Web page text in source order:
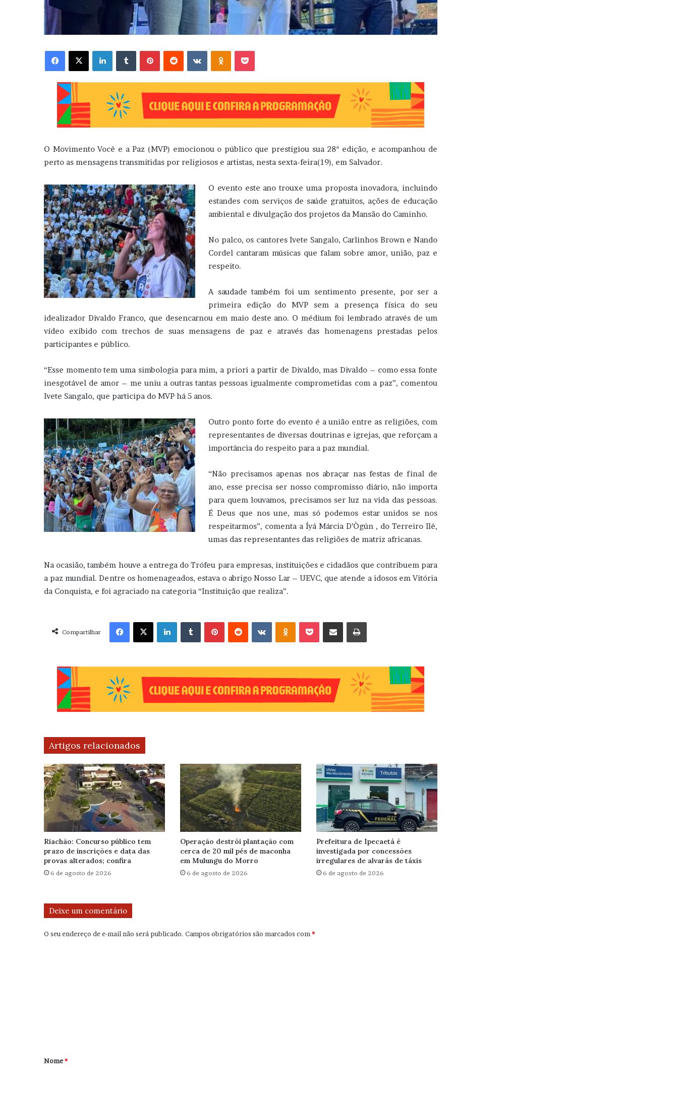
Facebook X Linkedin VK OK
O Movimento Você e a Paz (MVP) emocionou o público que prestigiou sua 28ª edição, e acompanhou de
perto as mensagens transmitidas por religiosos e artistas, nesta sexta-feira(19), em Salvador.
O evento este ano trouxe uma proposta inovadora, incluindo
estandes com serviços de saúde gratuitos, ações de educação
ambiental e divulgação dos projetos da Mansão do Caminho.
No palco, os cantores Ivete Sangalo, Carlinhos Brown e Nando
Cordel cantaram músicas que falam sobre amor, união, paz e
respeito.
A saudade também foi um sentimento presente, por ser a
primeira edição do MVP sem a presença física do seu
idealizador Divaldo Franco, que desencarnou em maio deste ano. O médium foi lembrado através de um
vídeo exibido com trechos de suas mensagens de paz e através das homenagens prestadas pelos
participantes e público.
“Esse momento tem uma simbologia para mim, a priori a partir de Divaldo, mas Divaldo – como essa fonte
inesgotável de amor – me uniu a outras tantas pessoas igualmente comprometidas com a paz”, comentou
Ivete Sangalo, que participa do MVP há 5 anos.
Outro ponto forte do evento é a união entre as religiões, com
representantes de diversas doutrinas e igrejas, que reforçam a
importância do respeito para a paz mundial.
“Não precisamos apenas nos abraçar nas festas de final de
ano, esse precisa ser nosso compromisso diário, não importa
para quem louvamos, precisamos ser luz na vida das pessoas.
É Deus que nos une, mas só podemos estar unidos se nos
respeitarmos”, comenta a Íyá Márcia D’Ògún , do Terreiro Ilê,
umas das representantes das religiões de matriz africanas.
Na ocasião, também houve a entrega do Trófeu para empresas, instituições e cidadãos que contribuem para
a paz mundial. Dentre os homenageados, estava o abrigo Nosso Lar – UEVC, que atende a idosos em Vitória
da Conquista, e foi agraciado na categoria “Instituição que realiza”.
Compartilhar
Facebook X Linkedin VK OK
Artigos relacionados
Riachão: Concurso público tem
prazo de inscrições e data das
provas alterados; confira
6 de agosto de 2026
Operação destrói plantação com
cerca de 20 mil pés de maconha
em Mulungu do Morro
6 de agosto de 2026
Prefeitura de Ipecaetá é
investigada por concessões
irregulares de alvarás de táxis
6 de agosto de 2026
Deixe um comentário
O seu endereço de e-mail não será publicado. Campos obrigatórios são marcados com*
r
Nome*